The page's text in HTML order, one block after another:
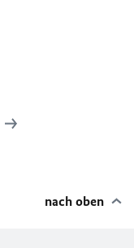
nach oben